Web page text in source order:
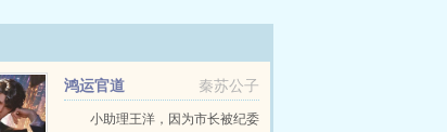
秦苏公子
鸿运官道
小助理王洋，因为市长被纪委